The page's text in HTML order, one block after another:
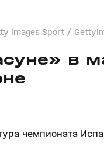
Images Sport /
в
чемпионата